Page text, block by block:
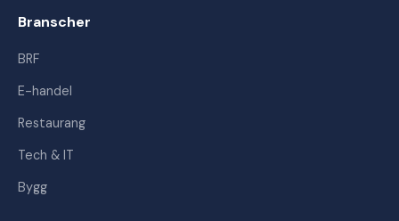
Branscher
BRF
E-handel
Restaurang
Tech & IT
Bygg